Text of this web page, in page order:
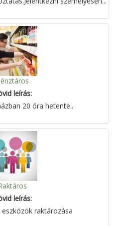
leírás:
20 óra hetente..
leírás:
raktározása